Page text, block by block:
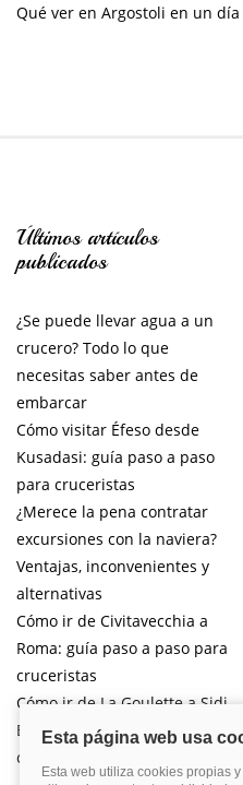
Qué ver en Argostoli en un día
Últimos artículos
publicados
¿Se puede llevar agua a un
crucero? Todo lo que
necesitas saber antes de
embarcar
Cómo visitar Éfeso desde
Kusadasi: guía paso a paso
para cruceristas
¿Merece la pena contratar
excursiones con la naviera?
Ventajas, inconvenientes y
alternativas
Cómo ir de Civitavecchia a
Roma: guía paso a paso para
cruceristas
Cómo ir de La Goulette a Sidi
Bou Said por libre desde tu
crucero